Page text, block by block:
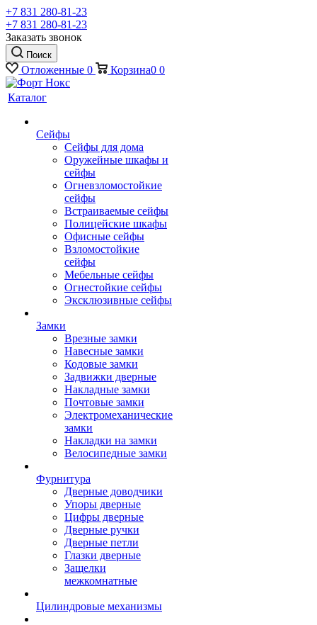
+7 831 280-81-23
+7 831 280-81-23
Заказать звонок
Поиск
Отложенные 0 Корзина0 0
Каталог
Сейфы
Сейфы для дома
Оружейные шкафы и
сейфы
Огневзломостойкие
сейфы
Встраиваемые сейфы
Полицейские шкафы
Офисные сейфы
Взломостойкие
сейфы
Мебельные сейфы
Огнестойкие сейфы
Эксклюзивные сейфы
Замки
Врезные замки
Навесные замки
Кодовые замки
Задвижки дверные
Накладные замки
Почтовые замки
Электромеханические
замки
Накладки на замки
Велосипедные замки
Фурнитура
Дверные доводчики
Упоры дверные
Цифры дверные
Дверные ручки
Дверные петли
Глазки дверные
Защелки
межкомнатные
Цилиндровые механизмы